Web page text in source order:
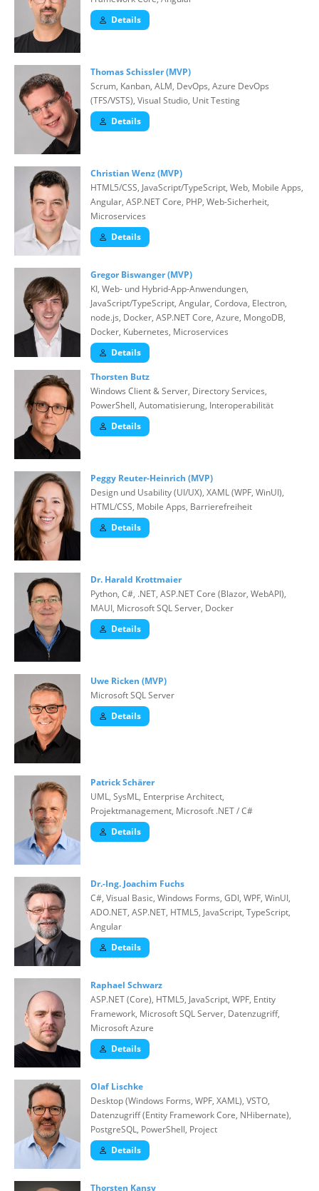
Details
Thomas Schissler (MVP)
Scrum, Kanban, ALM, DevOps, Azure DevOps
(TFS/VSTS), Visual Studio, Unit Testing
Details
Christian Wenz (MVP)
HTML5/CSS, JavaScript/TypeScript, Web, Mobile Apps,
Angular, ASP.NET Core, PHP, Web-Sicherheit,
Microservices
Details
Gregor Biswanger (MVP)
KI, Web- und Hybrid-App-Anwendungen,
JavaScript/TypeScript, Angular, Cordova, Electron,
node.js, Docker, ASP.NET Core, Azure, MongoDB,
Docker, Kubernetes, Microservices
Details
Thorsten Butz
Windows Client & Server, Directory Services,
PowerShell, Automatisierung, Interoperabilität
Details
Peggy Reuter-Heinrich (MVP)
Design und Usability (UI/UX), XAML (WPF, WinUI),
HTML/CSS, Mobile Apps, Barrierefreiheit
Details
Dr. Harald Krottmaier
Python, C#, .NET, ASP.NET Core (Blazor, WebAPI),
MAUI, Microsoft SQL Server, Docker
Details
Uwe Ricken (MVP)
Microsoft SQL Server
Details
Patrick Schärer
UML, SysML, Enterprise Architect,
Projektmanagement, Microsoft .NET / C#
Details
Dr.-Ing. Joachim Fuchs
C#, Visual Basic, Windows Forms, GDI, WPF, WinUI,
ADO.NET, ASP.NET, HTML5, JavaScript, TypeScript,
Angular
Details
Raphael Schwarz
ASP.NET (Core), HTML5, JavaScript, WPF, Entity
Framework, Microsoft SQL Server, Datenzugriff,
Microsoft Azure
Details
Olaf Lischke
Desktop (Windows Forms, WPF, XAML), VSTO,
Datenzugriff (Entity Framework Core, NHibernate),
PostgreSQL, PowerShell, Project
Details
Thorsten Kansy